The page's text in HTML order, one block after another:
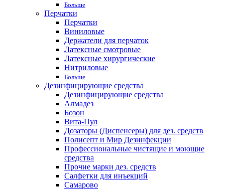
Больше
Перчатки
Перчатки
Виниловые
Держатели для перчаток
Латексные смотровые
Латексные хирургические
Нитриловые
Больше
Дезинфицирующие средства
Дезинфицирующие средства
Алмадез
Бозон
Вита-Пул
Дозаторы (Диспенсеры) для дез. средств
Полисепт и Мир Дезинфекции
Профессиональные чистящие и моющие
средства
Прочие марки дез. средств
Салфетки для инъекций
Самарово